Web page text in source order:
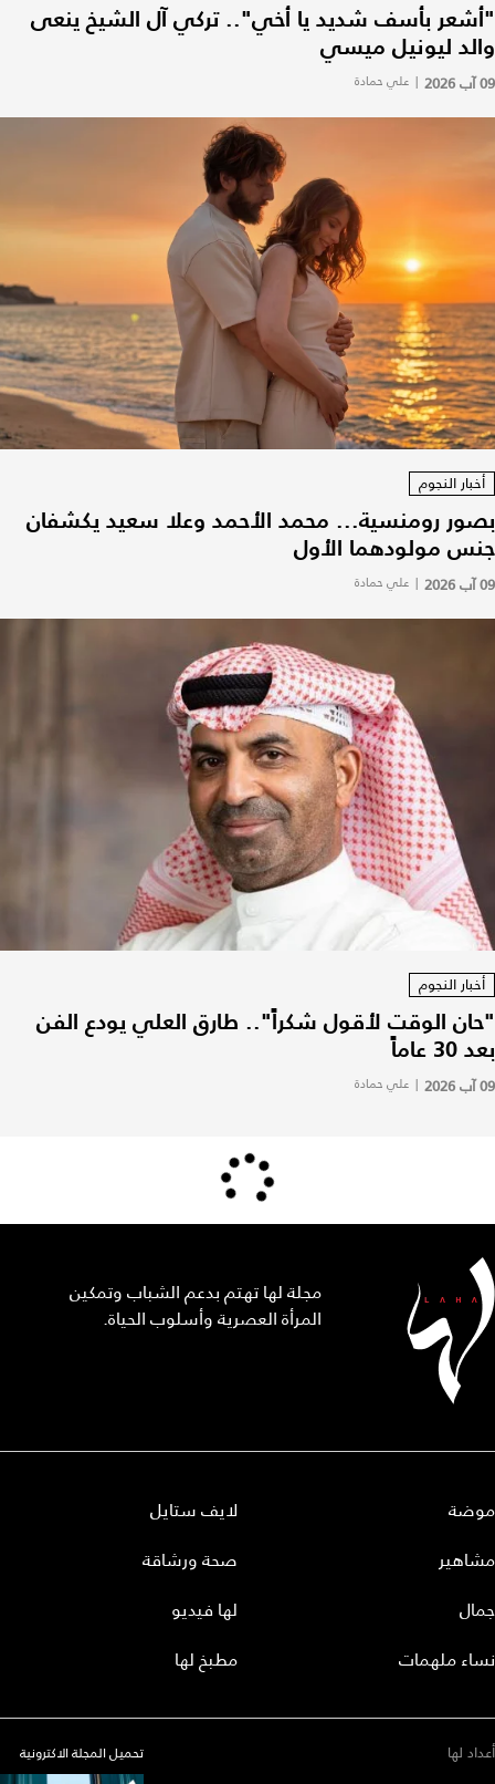
"أشعر بأسف شديد يا أخي".. تركي آل الشيخ ينعى
والد ليونيل ميسي
09 آب 2026 | علي حمادة
أخبار النجوم
بصور رومنسية... محمد الأحمد وعلا سعيد يكشفان
جنس مولودهما الأول
09 آب 2026 | علي حمادة
أخبار النجوم
"حان الوقت لأقول شكراً".. طارق العلي يودع الفن
بعد 30 عاماً
09 آب 2026 | علي حمادة
مجلة لها تهتم بدعم الشباب وتمكين
المرأة العصرية وأسلوب الحياة.
موضة
مشاهير
جمال
نساء ملهمات
لايف ستايل
صحة ورشاقة
لها فيديو
مطبخ لها
أعداد لها تحميل المجلة الاكترونية